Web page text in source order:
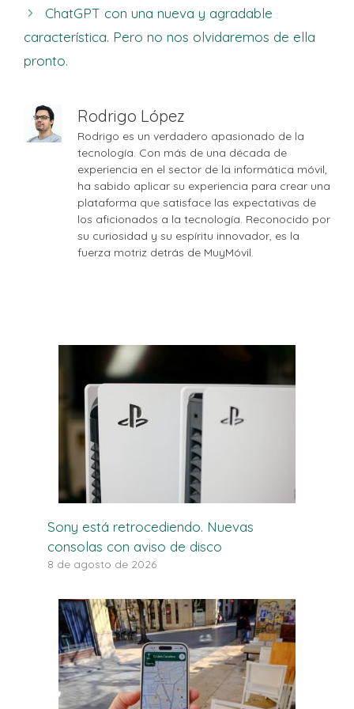
ChatGPT con una nueva y agradable
característica. Pero no nos olvidaremos de ella
pronto.
Rodrigo López
Rodrigo es un verdadero apasionado de la
tecnología. Con más de una década de
experiencia en el sector de la informática móvil,
ha sabido aplicar su experiencia para crear una
plataforma que satisface las expectativas de
los aficionados a la tecnología. Reconocido por
su curiosidad y su espíritu innovador, es la
fuerza motriz detrás de MuyMóvil.
Sony está retrocediendo. Nuevas
consolas con aviso de disco
8 de agosto de 2026